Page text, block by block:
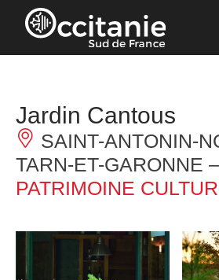
Panneau de gestion des cookies
Jardin Cantous
SAINT-ANTONIN-
TARN-ET-GARONNE –
PATRIMOINE